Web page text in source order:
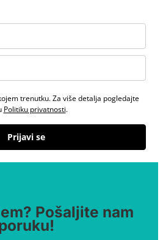
trenutku. Za više detalja pogledajte
Politiku privatnosti.
Prijavi se
Pošaljite nam